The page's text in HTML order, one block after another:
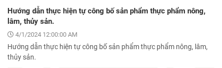
Hướng dẫn thực hiện tự công bố sản phẩm thực phẩm nông,
lâm, thủy sản.
4/1/2024 12:00:00 AM
Hướng dẫn thực hiện tự công bố sản phẩm thực phẩm nông, lâm,
thủy sản.